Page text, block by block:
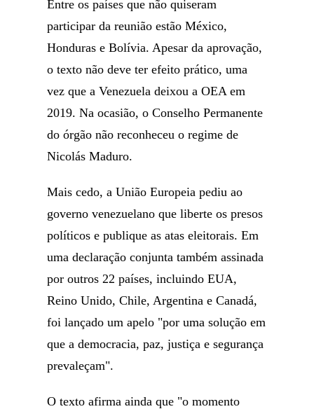
Entre os países que não quiseram
participar da reunião estão México,
Honduras e Bolívia. Apesar da aprovação,
o texto não deve ter efeito prático, uma
vez que a Venezuela deixou a OEA em
2019. Na ocasião, o Conselho Permanente
do órgão não reconheceu o regime de
Nicolás Maduro.
Mais cedo, a União Europeia pediu ao
governo venezuelano que liberte os presos
políticos e publique as atas eleitorais. Em
uma declaração conjunta também assinada
por outros 22 países, incluindo EUA,
Reino Unido, Chile, Argentina e Canadá,
foi lançado um apelo "por uma solução em
que a democracia, paz, justiça e segurança
prevaleçam".
O texto afirma ainda que "o momento